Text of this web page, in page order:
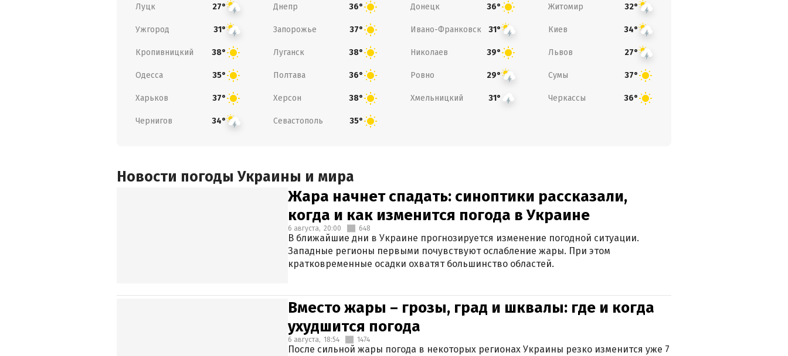
Луцк 27° Днепр 36° Донецк 36° Житомир 32°
Ужгород 31° Запорожье 37° Ивано-Франковск 31° Киев 34°
Кропивницкий 38° Луганск 38° Николаев 39° Львов 27°
Одесса 35° Полтава 36° Ровно 29° Сумы 37°
Харьков 37° Херсон 38° Хмельницкий 31° Черкассы 36°
Чернигов 34° Севастополь 35°
Новости погоды Украины и мира
Жара начнет спадать: синоптики рассказали,
когда и как изменится погода в Украине
6 августа, 20:00 648
В ближайшие дни в Украине прогнозируется изменение погодной ситуации.
Западные регионы первыми почувствуют ослабление жары. При этом
кратковременные осадки охватят большинство областей.
Вместо жары – грозы, град и шквалы: где и когда
ухудшится погода
6 августа, 18:54 1474
После сильной жары погода в некоторых регионах Украины резко изменится уже 7